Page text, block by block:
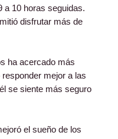
a 10 horas seguidas.
disfrutar más de
ha acercado más
mejor a las
se siente más seguro
el sueño de los